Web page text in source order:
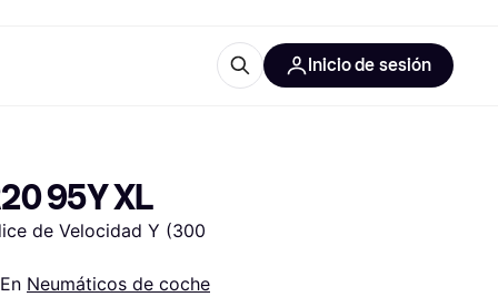
Inicio de sesión
95Y XL
de Velocidad Y (300
En Neumáticos de coche